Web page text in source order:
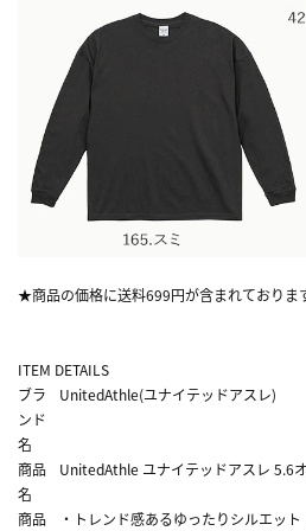
★商品の価格に送料699円が含まれておりま
ITEM DETAILS
ブラ
ンド
名
UnitedAthle(ユナイテッドアスレ)
商品
名
UnitedAthle ユナイテッドアスレ 5.6
商品
・トレンド感あるゆったりシルエッ